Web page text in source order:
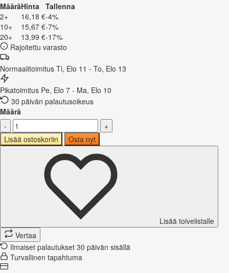
MääräHinta
Tallenna
2+
16,18 €-4%
10+
15,67 €-7%
20+
13,99 €-17%
Rajoitettu varasto
Normaalitoimitus Ti, Elo 11 - To, Elo 13
Pikatoimitus Pe, Elo 7 - Ma, Elo 10
30 päivän palautusoikeus
Määrä
-
+
Lisää ostoskoriin
Osta nyt
Lisää toivelistalle
Vertaa
Ilmaiset palautukset 30 päivän sisällä
Turvallinen tapahtuma